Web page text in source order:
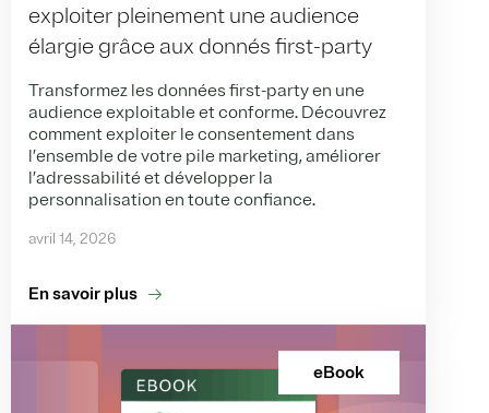
exploiter pleinement une audience
élargie grâce aux donnés first-party
Transformez les données first-party en une
audience exploitable et conforme. Découvrez
comment exploiter le consentement dans
l’ensemble de votre pile marketing, améliorer
l’adressabilité et développer la
personnalisation en toute confiance.
avril 14, 2026
En savoir plus
eBook